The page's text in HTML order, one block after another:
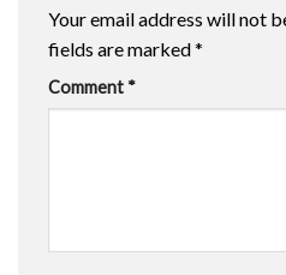
Your email address will not
fields are marked*
Comment *